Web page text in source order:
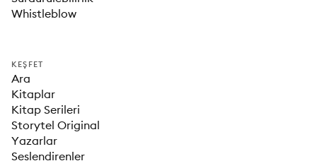
Whistleblow
KEŞFET
Ara
Kitaplar
Kitap Serileri
Storytel Original
Yazarlar
Seslendirenler